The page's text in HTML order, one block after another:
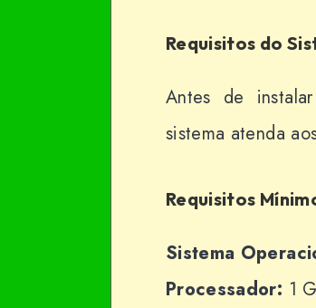
Requisitos do
Antes de
sistema atenda
Requisitos
Sistema
Processador: 1